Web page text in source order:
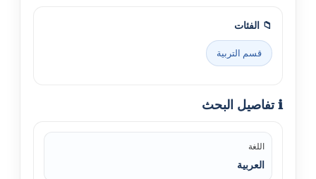
📁 الفئات
قسم التربية
ℹ️ تفاصيل البحث
اللغة
العربية